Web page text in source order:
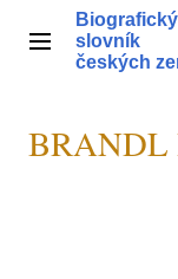
obsahHlavní menu
Biografický
slovník
českých
BRANDL